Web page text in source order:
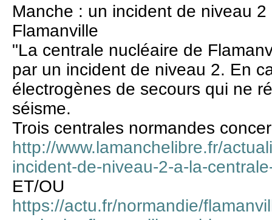
Manche : un incident de niveau
Flamanville
"La centrale nucléaire de
par un incident de niveau 2. En
électrogènes de secours qui ne
séisme.
Trois centrales normandes
http://www.lamanchelibre.fr/
incident-de-niveau-2-a-la-
ET/OU
https://actu.fr/normandie/